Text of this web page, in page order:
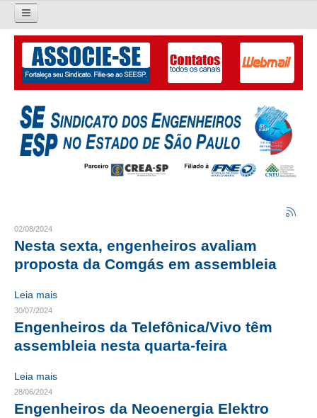
Pesquisar...
O SINDICATO
APRESENTAÇÃO
PALAVRA DO PRESIDENTE
LIVRO GESTÃO 2026-2029
SUBSEDES SINDICAIS
ORGANOGRAMA
CRESCE BRASIL
CONSELHO TECNOLÓGICO
02/08/2024
Nesta sexta, engenheiros avaliam
proposta da Comgás em assembleia
Leia mais
30/07/2024
Engenheiros da Telefônica/Vivo têm
assembleia nesta quarta-feira
Leia mais
28/06/2024
Engenheiros da Neoenergia Elektro